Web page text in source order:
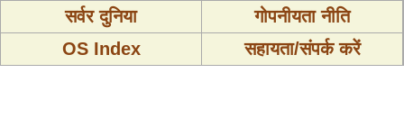
सर्वर दुनिया
गोपनीयता नीति
OS Index
सहायता/संपर्क करें